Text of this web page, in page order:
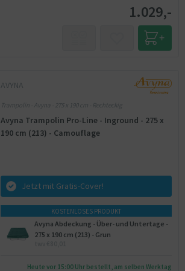
1.029,-
AVYNA
Trampolin - Avyna - 275 x 190 cm - Rechteckig
Avyna Trampolin Pro-Line - Inground - 275 x
190 cm (213) - Camouflage
Jetzt mit Gratis-Cover!
KOSTENLOSES PRODUKT
Avyna Abdeckung - Über- und Untertage -
275 x 190 cm (213) - Grun
Heute vor 15:00 Uhr bestellt, am selben Werktag